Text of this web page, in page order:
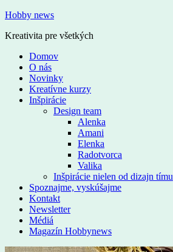
Hobby news
Kreativita pre všetkých
Domov
O nás
Novinky
Kreatívne kurzy
Inšpirácie
Design team
Alenka
Amani
Elenka
Radotvorca
Valika
Inšpirácie nielen od dizajn tímu
Spoznajme, vyskúšajme
Kontakt
Newsletter
Médiá
Magazín Hobbynews